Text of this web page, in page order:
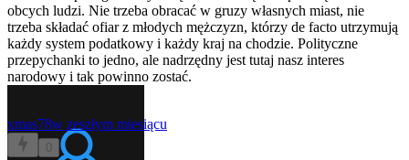
obcych ludzi. Nie trzeba obracać w gruzy własnych miast, nie
trzeba składać ofiar z młodych mężczyzn, którzy de facto utrzymują
każdy system podatkowy i każdy kraj na chodzie. Polityczne
przepychanki to jedno, ale nadrzędny jest tutaj nasz interes
narodowy i tak powinno zostać.
xmas78w zeszłym miesiącu
0